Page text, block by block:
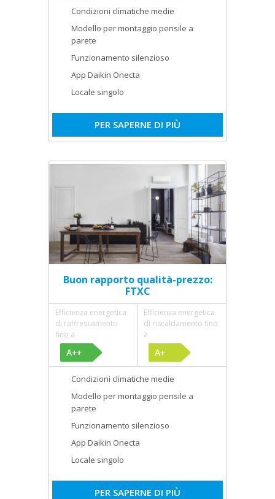
Condizioni climatiche medie
Modello per montaggio pensile a
parete
Funzionamento silenzioso
App Daikin Onecta
Locale singolo
PER SAPERNE DI PIÙ
Buon rapporto qualità-prezzo:
FTXC
Efficienza energetica
di raffrescamento
fino a
Efficienza energetica
di riscaldamento fino
a
Condizioni climatiche medie
Modello per montaggio pensile a
parete
Funzionamento silenzioso
App Daikin Onecta
Locale singolo
PER SAPERNE DI PIÙ